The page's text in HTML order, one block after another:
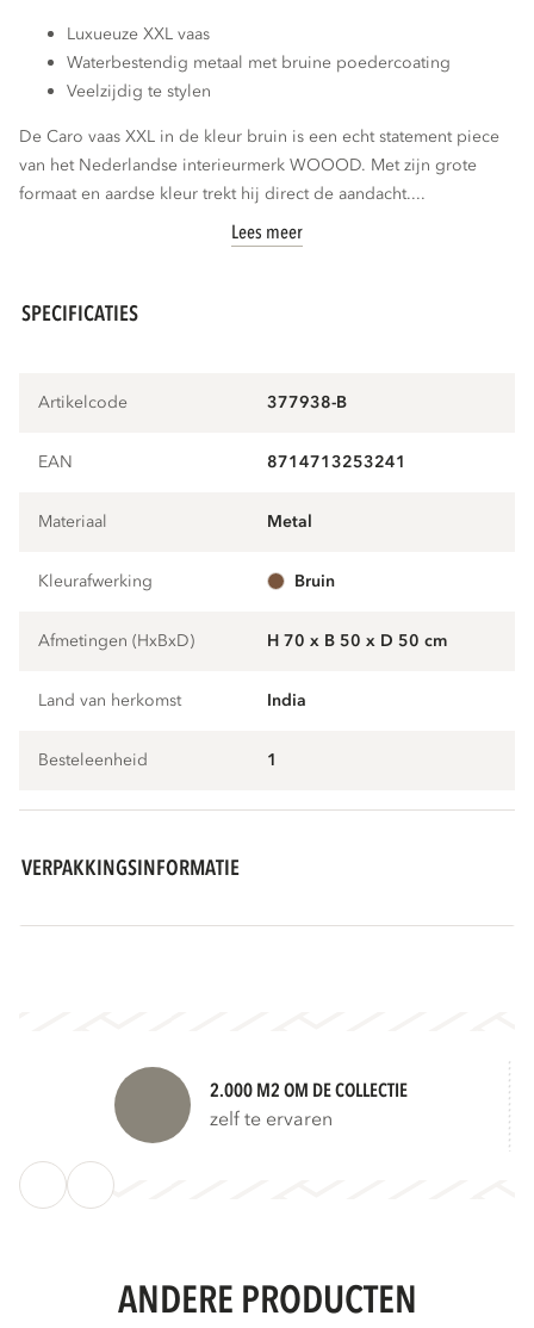
Luxueuze XXL vaas
Waterbestendig metaal met bruine poedercoating
Veelzijdig te stylen
De Caro vaas XXL in de kleur bruin is een echt statement piece
van het Nederlandse interieurmerk WOOOD. Met zijn grote
formaat en aardse kleur trekt hij direct de aandacht....
Lees meer
SPECIFICATIES
Artikelcode 377938-B
EAN 8714713253241
Materiaal metal
Kleurafwerking bruin
Afmetingen (HxBxD) H 70 x B 50 x D 50 cm
Land van herkomst India
Besteleenheid 1
VERPAKKINGSINFORMATIE
2.000 M2 OM DE COLLECTIE
zelf te ervaren
ANDERE PRODUCTEN